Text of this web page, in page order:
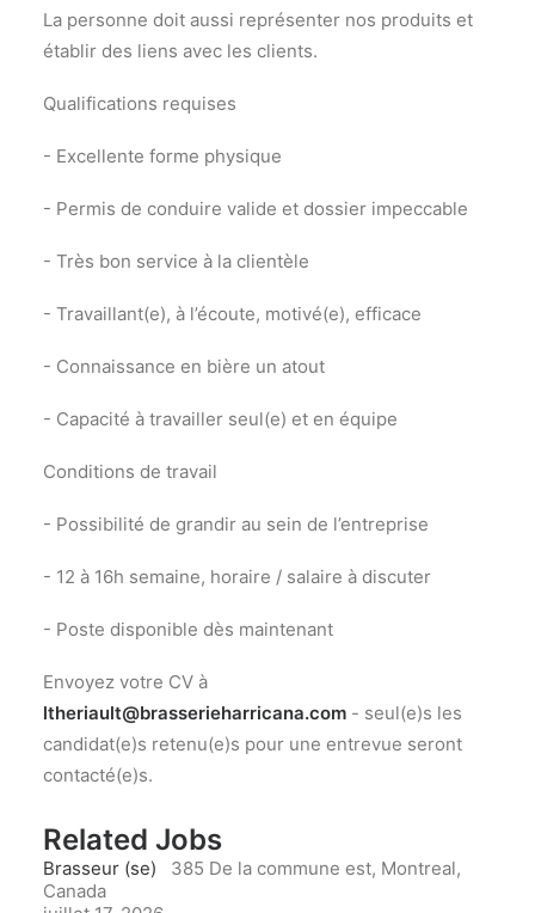
La personne doit aussi représenter nos produits et
établir des liens avec les clients.
Qualifications requises
- Excellente forme physique
- Permis de conduire valide et dossier impeccable
- Très bon service à la clientèle
- Travaillant(e), à l’écoute, motivé(e), efficace
- Connaissance en bière un atout
- Capacité à travailler seul(e) et en équipe
Conditions de travail
- Possibilité de grandir au sein de l’entreprise
- 12 à 16h semaine, horaire / salaire à discuter
- Poste disponible dès maintenant
Envoyez votre CV à
ltheriault@brasserieharricana.com - seul(e)s les
candidat(e)s retenu(e)s pour une entrevue seront
contacté(e)s.
Related Jobs
Brasseur (se)
385 De la commune est, Montreal,
Canada